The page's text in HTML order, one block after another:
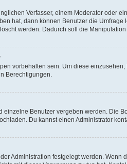
Verfasser, einem Moderator oder
hat, dann können Benutzer die
werden. Dadurch soll die
vorbehalten sein. Um diese
Berechtigungen.
Benutzer vergeben werden. Die
Du kannst einen Administrator
Administration festgelegt werden.